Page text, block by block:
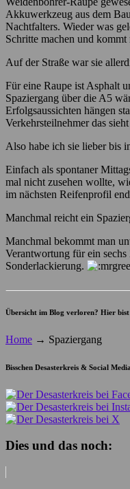
Akkuwerkzeug aus dem
Nachtfalters. Wieder was
Schritte machen und
Auf der Straße war sie
Für eine Raupe ist Asphalt
Spaziergang über die A5
Erfolgsaussichten hängen
Verkehrsteilnehmer das
Also habe ich sie lieber bis
Einfach als spontaner
mal nicht zusehen wollte,
im nächsten Reifenprofil
Manchmal reicht ein
Manchmal bekommt man
Verantwortung für ein
Sonderlackierung.
Übersicht im Blog verloren? Hier
Home → Spaziergang
Bisschen Desasterkreis & Social
Dies und das noch: